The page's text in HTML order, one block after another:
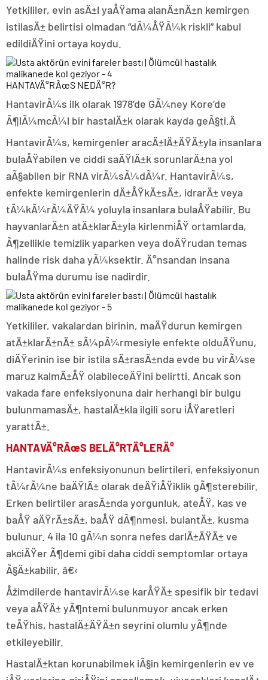
Yetkililer, evin asÄ±l yaÅŸama alanÄ±nÄ±n kemirgen
istilasÄ± belirtisi olmadan “dÃ¼ÅŸÃ¼k riskli” kabul
edildiÄŸini ortaya koydu.
HANTAVÄ°RÃœS NEDÄ°R?
HantavirÃ¼s ilk olarak 1978’de GÃ¼ney Kore’de
Ã¶lÃ¼mcÃ¼l bir hastalÄ±k olarak kayda geÃ§ti.Â
HantavirÃ¼s, kemirgenler aracÄ±lÄ±ÄŸÄ±yla insanlara
bulaÅŸabilen ve ciddi saÄŸlÄ±k sorunlarÄ±na yol
aÃ§abilen bir RNA virÃ¼sÃ¼dÃ¼r. HantavirÃ¼s,
enfekte kemirgenlerin dÄ±ÅŸkÄ±sÄ±, idrarÄ± veya
tÃ¼kÃ¼rÃ¼ÄŸÃ¼ yoluyla insanlara bulaÅŸabilir. Bu
hayvanlarÄ±n atÄ±klarÄ±yla kirlenmiÅŸ ortamlarda,
Ã¶zellikle temizlik yaparken veya doÄŸrudan temas
halinde risk daha yÃ¼ksektir. Ä°nsandan insana
bulaÅŸma durumu ise nadirdir.
Yetkililer, vakalardan birinin, maÄŸdurun kemirgen
atÄ±klarÄ±nÄ± sÃ¼pÃ¼rmesiyle enfekte olduÄŸunu,
diÄŸerinin ise bir istila sÄ±rasÄ±nda evde bu virÃ¼se
maruz kalmÄ±ÅŸ olabileceÄŸini belirtti. Ancak son
vakada fare enfeksiyonuna dair herhangi bir bulgu
bulunmamasÄ±, hastalÄ±kla ilgili soru iÅŸaretleri
yarattÄ±.
HANTAVÄ°RÃœS BELÄ°RTÄ°LERÄ°
HantavirÃ¼s enfeksiyonunun belirtileri, enfeksiyonun
tÃ¼rÃ¼ne baÄŸlÄ± olarak deÄŸiÅŸiklik gÃ¶sterebilir.
Erken belirtiler arasÄ±nda yorgunluk, ateÅŸ, kas ve
baÅŸ aÄŸrÄ±sÄ±, baÅŸ dÃ¶nmesi, bulantÄ±, kusma
bulunur. 4 ila 10 gÃ¼n sonra nefes darlÄ±ÄŸÄ± ve
akciÄŸer Ã¶demi gibi daha ciddi semptomlar ortaya
Ã§Ä±kabilir. â€‹
Åžimdilerde hantavirÃ¼se karÅŸÄ± spesifik bir tedavi
veya aÅŸÄ± yÃ¶ntemi bulunmuyor ancak erken
teÅŸhis, hastalÄ±ÄŸÄ±n seyrini olumlu yÃ¶nde
etkileyebilir.
HastalÄ±ktan korunabilmek iÃ§in kemirgenlerin ev ve